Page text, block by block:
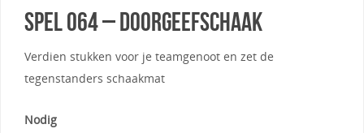
Spel 064 – Doorgeefschaak
Verdien stukken voor je teamgenoot en zet de
tegenstanders schaakmat
Nodig